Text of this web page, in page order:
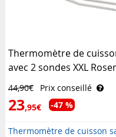
Thermomètre de
avec 2 sondes XXL
44,90€ Prix conseillé
23,95€ -47 %
Thermomètre de cuisson